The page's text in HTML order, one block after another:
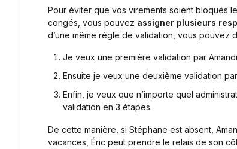
Pour éviter que vos virements soient bloqués
congés, vous pouvez assigner plusieurs
d’une même règle de validation, vous pouvez
Je veux une première validation par
Ensuite je veux une deuxième validation
Enfin, je veux que n’importe quel
validation en 3 étapes.
De cette manière, si Stéphane est absent,
vacances, Éric peut prendre le relais de son